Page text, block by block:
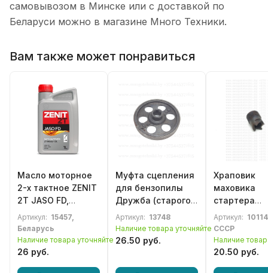
самовывозом в Минске или с доставкой по
Беларуси можно в магазине Много Техники.
Вам также может понравиться
Масло моторное
2-х тактное ZENIT
2T JASO FD,
полусинтетика 1л
Артикул: 15457,
Беларусь
Наличие товара уточняйте
26 руб.
Муфта сцепления
для бензопилы
Дружба (старого
образца)
Артикул: 13748
Наличие товара уточняйте
26.50 руб.
Храповик
маховика
стартера
(крупный
резьбы)
бензопилы
Дружба с
Артикул:
СССР
Наличие
20.50 руб.